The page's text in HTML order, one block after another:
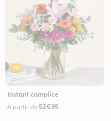
Instant complice
À partir de 52€95